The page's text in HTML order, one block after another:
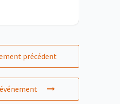
précédent